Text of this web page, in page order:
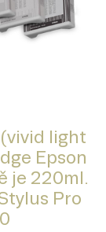
light
Epson
je 220ml.
Pro